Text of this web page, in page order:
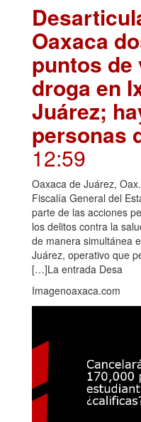
Oaxaca
puntos de
droga en
Juárez;
personas
12:59
Oaxaca de Juárez,
Fiscalía General del
parte de las acciones
los delitos contra la
de manera simultánea
Juárez, operativo que
[…]La entrada Desa
Imagenoaxaca.com